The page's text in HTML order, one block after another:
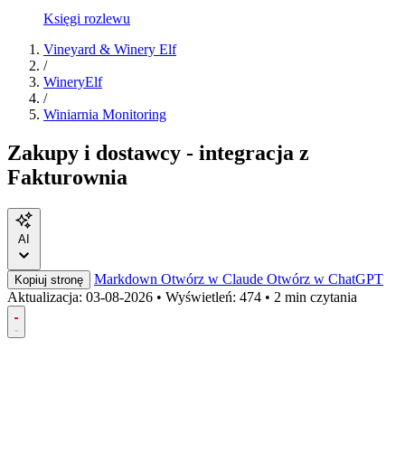
Księgi rozlewu
Vineyard & Winery Elf
/
WineryElf
/
Winiarnia Monitoring
Zakupy i dostawcy - integracja z
Fakturownia
AI
Kopiuj stronę Markdown Otwórz w Claude Otwórz w ChatGPT
Aktualizacja: 03-08-2026 • Wyświetleń: 474 • 2 min czytania